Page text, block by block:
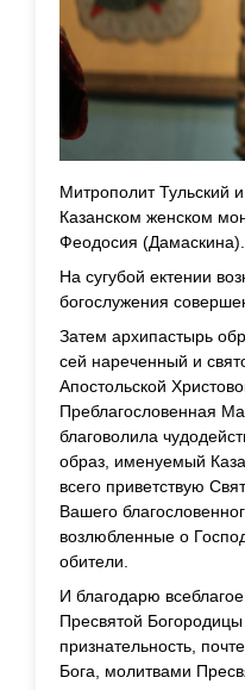
Митрополит Тульский
Казанском женском
Феодосия (Дамаскина).
На сугубой ектении
богослужения
Затем архипастырь
сей нареченный и
Апостольской
Преблагословенная
благоволила
образ, именуемый
всего приветствую
Вашего
возлюбленные о
обители.
И благодарю
Пресвятой
признательность,
Бога, молитвами